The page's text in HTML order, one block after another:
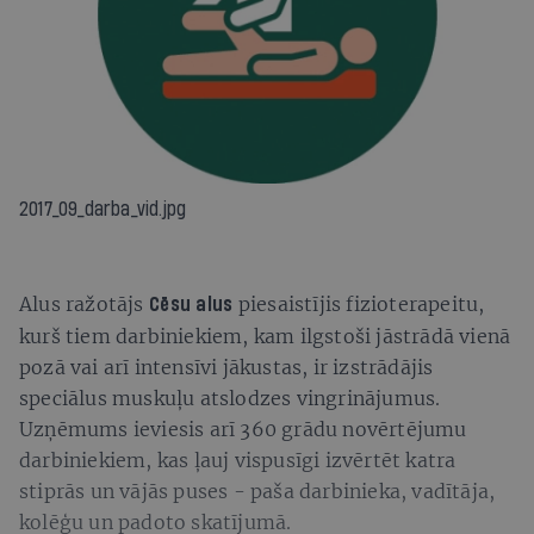
2017_09_darba_vid.jpg
Alus ražotājs Cēsu alus piesaistījis fizioterapeitu,
kurš tiem darbiniekiem, kam ilgstoši jāstrādā vienā
pozā vai arī intensīvi jākustas, ir izstrādājis
speciālus muskuļu atslodzes vingrinājumus.
Uzņēmums ieviesis arī 360 grādu novērtējumu
darbiniekiem, kas ļauj vispusīgi izvērtēt katra
stiprās un vājās puses - paša darbinieka, vadītāja,
kolēģu un padoto skatījumā.